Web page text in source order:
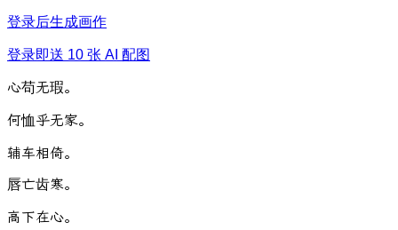
登录后生成画作
登录即送 10 张 AI 配图
心苟无瑕。
何恤乎无家。
辅车相倚。
唇亡齿寒。
高下在心。